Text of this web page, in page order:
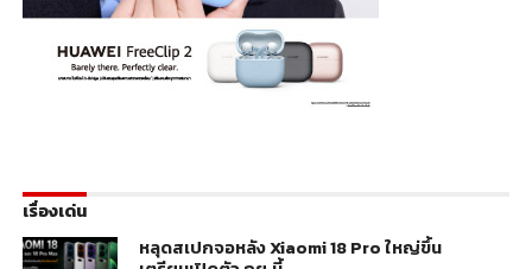
เรื่องเด่น
หลุดสเปกจอหลัง Xiaomi 18 Pro ใหญ่ขึ้น